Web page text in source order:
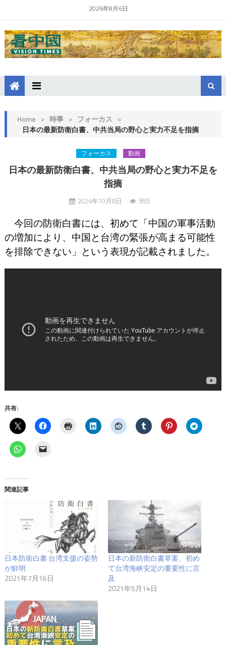
2026年8月6日
Home > 時事 > フォーカス >
日本の最新防衛白書、中共当局の野心と実力不足を指摘
フォーカス 動画
日本の最新防衛白書、中共当局の野心と実力不足を
指摘
2024年10月8日 955
今回の防衛白書には、初めて「中国の軍事活動
の増加により、中国と台湾の緊張が高まる可能性
を排除できない」という表現が記載されました。
共有:
関連記事
日本防衛白書 台湾支援の姿勢
が鮮明
2021年7月16日
日本の新防衛白書草案、初め
て台湾海峡安定の重要性に言
及
2021年5月14日